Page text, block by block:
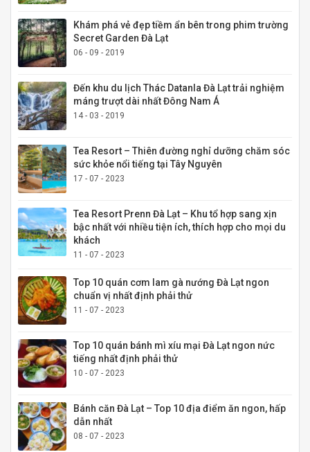
Khám phá vẻ đẹp tiềm ẩn bên trong phim trường
Secret Garden Đà Lạt
06 - 09 - 2019
Đến khu du lịch Thác Datanla Đà Lạt trải nghiệm
máng trượt dài nhất Đông Nam Á
14 - 03 - 2019
Tea Resort – Thiên đường nghỉ dưỡng chăm sóc
sức khỏe nổi tiếng tại Tây Nguyên
17 - 07 - 2023
Tea Resort Prenn Đà Lạt – Khu tổ hợp sang xịn
bậc nhất với nhiều tiện ích, thích hợp cho mọi du
khách
11 - 07 - 2023
Top 10 quán cơm lam gà nướng Đà Lạt ngon
chuẩn vị nhất định phải thử
11 - 07 - 2023
Top 10 quán bánh mì xíu mại Đà Lạt ngon nức
tiếng nhất định phải thử
10 - 07 - 2023
Bánh căn Đà Lạt – Top 10 địa điểm ăn ngon, hấp
dẫn nhất
08 - 07 - 2023